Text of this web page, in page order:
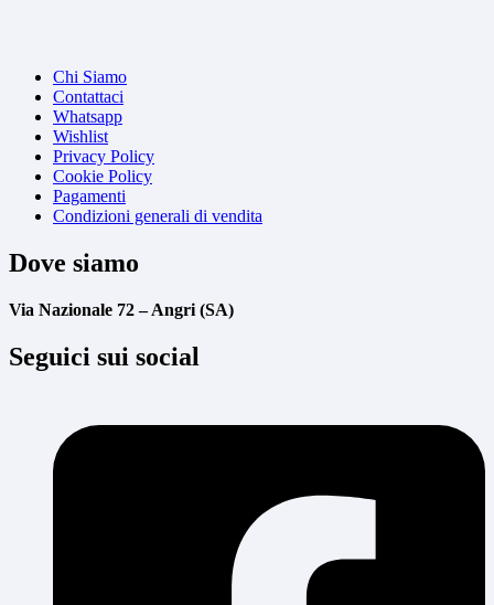
Chi Siamo
Contattaci
Whatsapp
Wishlist
Privacy Policy
Cookie Policy
Pagamenti
Condizioni generali di vendita
Dove siamo
Via Nazionale 72 – Angri (SA)
Seguici sui social